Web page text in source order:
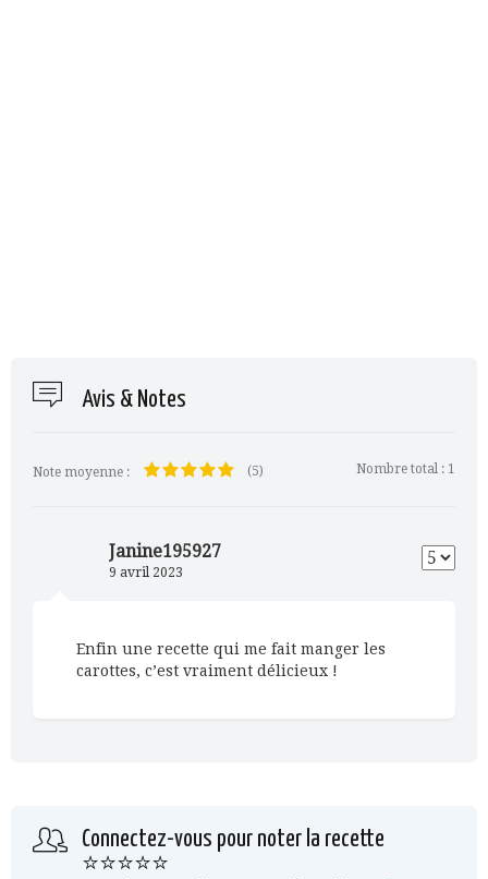
Avis & Notes
Note moyenne : (5) Nombre total : 1
Janine195927
9 avril 2023
Enfin une recette qui me fait manger les
carottes, c’est vraiment délicieux !
Connectez-vous pour noter la recette
⭐⭐⭐⭐⭐